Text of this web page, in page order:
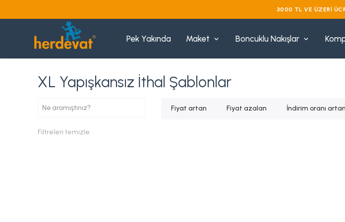
Pek Yakında Maket Boncuklu Nakışlar
XL Yapışkansız İthal Şablonlar
Fiyat artan Fiyat azalan İndirim oranı artan
Filtreleri temizle